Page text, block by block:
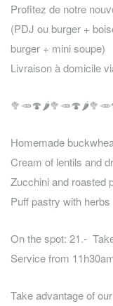
Profitez de notre
(PDJ ou burger +
burger + mini soupe)
Livraison à domicile
🥦🥕🍄🌶️🥦🥕🍄🌶️🥦🥕
Homemade
Cream of lentils and
Zucchini and roasted
Puff pastry with herbs
On the spot: 21.-
Service from
Take advantage of